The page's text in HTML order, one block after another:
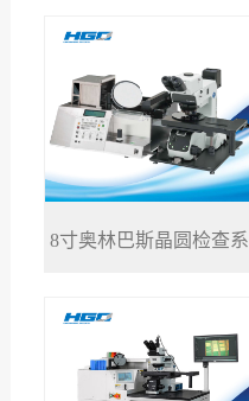
8寸奥林巴斯晶圆检查系